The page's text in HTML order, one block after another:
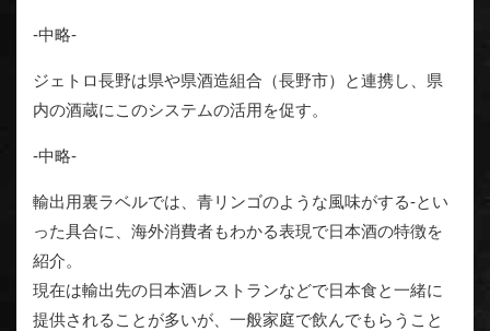
-中略-
ジェトロ長野は県や県酒造組合（長野市）と連携し、県
内の酒蔵にこのシステムの活用を促す。
-中略-
輸出用裏ラベルでは、青リンゴのような風味がする-とい
った具合に、海外消費者もわかる表現で日本酒の特徴を
紹介。
現在は輸出先の日本酒レストランなどで日本食と一緒に
提供されることが多いが、一般家庭で飲んでもらうこと